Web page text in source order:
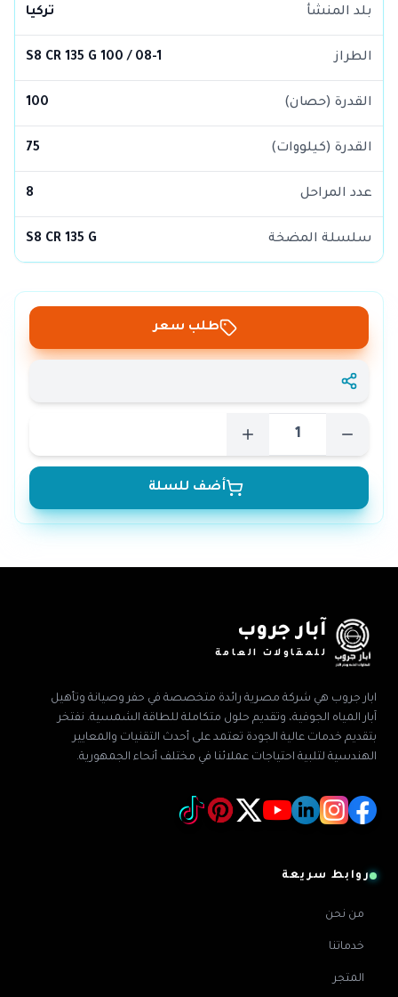
بلد المنشأ تركيا
الطراز S8 CR 135 G 100 / 08-1
القدرة (حصان) 100
القدرة (كيلووات) 75
عدد المراحل 8
سلسلة المضخة S8 CR 135 G
طلب سعر
أضف للسلة
آبار جروب
للمقاولات العامة
ابار جروب هي شركة مصرية رائدة متخصصة في حفر وصيانة وتأهيل
آبار المياه الجوفية، وتقديم حلول متكاملة للطاقة الشمسية. نفتخر
بتقديم خدمات عالية الجودة تعتمد على أحدث التقنيات والمعايير
الهندسية لتلبية احتياجات عملائنا في مختلف أنحاء الجمهورية.
روابط سريعة
من نحن
خدماتنا
المتجر